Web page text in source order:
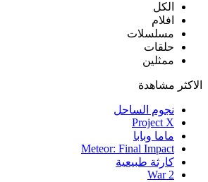
الكل
افلام
مسلسلات
حلقات
ممثلين
الاكثر مشاهدة
نجوم الساحل
Project X
ماما وبابا
Meteor: Final Impact
كارثة طبيعية
War 2